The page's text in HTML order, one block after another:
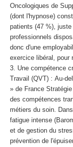
Oncologiques de
(dont l'hypnose)
patients (47 %),
professionnels
donc d'une
exercice libéral, pour
Une compétence
Travail (QVT) : Au-
» de France
des compétences
métiers du soin.
fatigue intense
et de gestion du
prévention de